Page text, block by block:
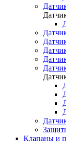
Клапаны и